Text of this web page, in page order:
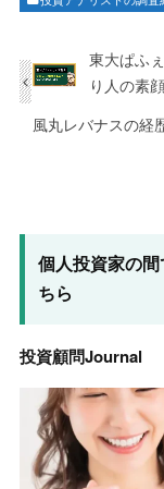
東大ぱふ
り人の素
風丸レバナスの経
個人投資家の
ちら
投資顧問Journal